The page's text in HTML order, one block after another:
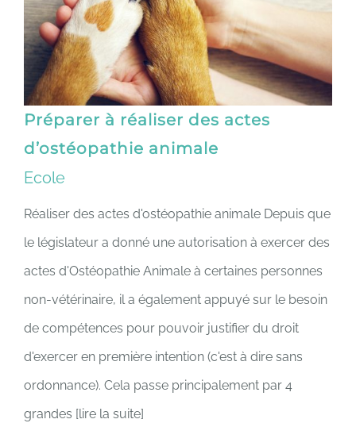
Préparer à réaliser des actes
d’ostéopathie animale
Ecole
Réaliser des actes d'ostéopathie animale Depuis que
le législateur a donné une autorisation à exercer des
actes d'Ostéopathie Animale à certaines personnes
non-vétérinaire, il a également appuyé sur le besoin
de compétences pour pouvoir justifier du droit
d'exercer en première intention (c'est à dire sans
ordonnance). Cela passe principalement par 4
grandes [lire la suite]